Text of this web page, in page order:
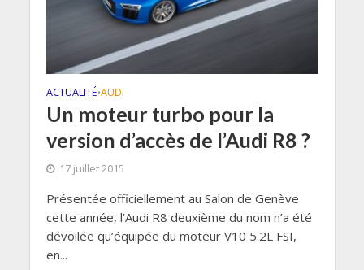
ACTUALITÉ•AUDI
Un moteur turbo pour la
version d’accès de l’Audi R8 ?
17 juillet 2015
Présentée officiellement au Salon de Genève
cette année, l’Audi R8 deuxième du nom n’a été
dévoilée qu’équipée du moteur V10 5.2L FSI,
en...